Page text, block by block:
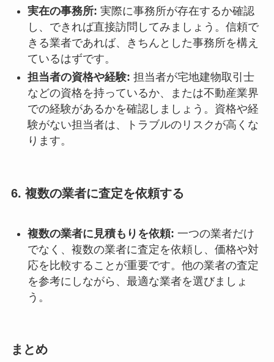
実在の事務所: 実際に事務所が存在するか確認
し、できれば直接訪問してみましょう。信頼で
きる業者であれば、きちんとした事務所を構え
ているはずです。
担当者の資格や経験: 担当者が宅地建物取引士
などの資格を持っているか、または不動産業界
での経験があるかを確認しましょう。資格や経
験がない担当者は、トラブルのリスクが高くな
ります。
6. 複数の業者に査定を依頼する
複数の業者に見積もりを依頼: 一つの業者だけ
でなく、複数の業者に査定を依頼し、価格や対
応を比較することが重要です。他の業者の査定
を参考にしながら、最適な業者を選びましょ
う。
まとめ